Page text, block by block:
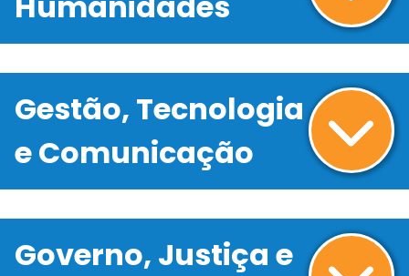
Gestão, Tecnologia
e Comunicação
Governo, Justiça e